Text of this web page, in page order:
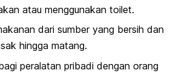
atau menggunakan toilet.
dari sumber yang bersih dan
hingga matang.
peralatan pribadi dengan orang